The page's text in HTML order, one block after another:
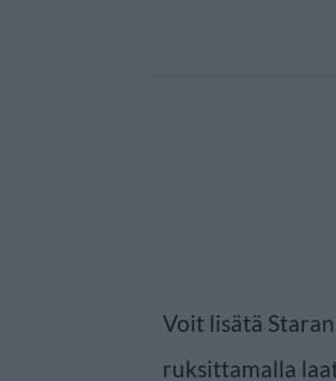
Voit lisätä
ruksittamalla